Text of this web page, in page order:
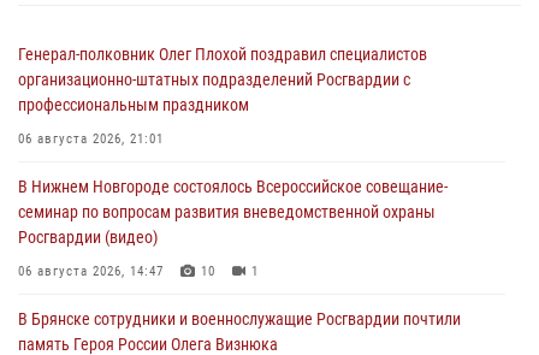
Генерал-полковник Олег Плохой поздравил специалистов
организационно-штатных подразделений Росгвардии с
профессиональным праздником
06 августа 2026, 21:01
В Нижнем Новгороде состоялось Всероссийское совещание-
семинар по вопросам развития вневедомственной охраны
Росгвардии (видео)
06 августа 2026, 14:47 10 1
В Брянске сотрудники и военнослужащие Росгвардии почтили
память Героя России Олега Визнюка